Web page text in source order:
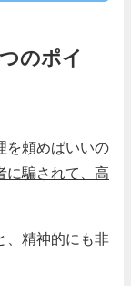
のポイ
を頼めばいいの
に騙されて、高
、精神的にも非